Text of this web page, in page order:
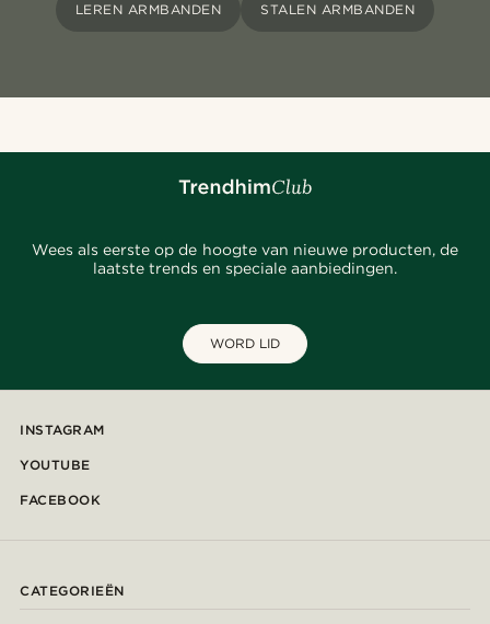
LEREN ARMBANDEN STALEN ARMBANDEN
Wees als eerste op de hoogte van nieuwe producten, de
laatste trends en speciale aanbiedingen.
WORD LID
INSTAGRAM
YOUTUBE
FACEBOOK
CATEGORIEËN